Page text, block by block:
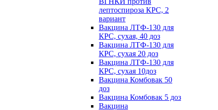
лептоспироза КРС, 2
вариант
Вакцина ЛТФ-130 для
КРС, сухая, 40 доз
Вакцина ЛТФ-130 для
КРС, сухая 20 доз
Вакцина ЛТФ-130 для
КРС, сухая 10доз
Вакцина Комбовак 50
доз
Вакцина Комбовак 5 доз
Вакцина